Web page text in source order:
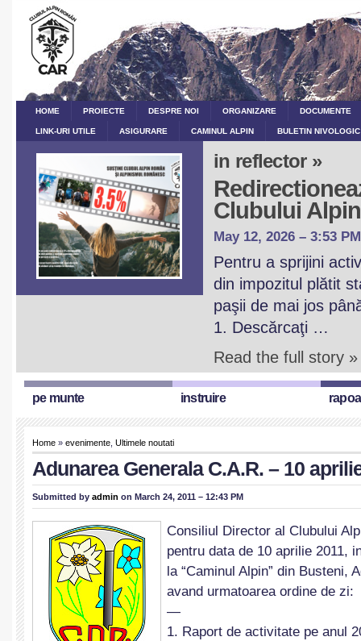
HOME PROIECTE DESPRE NOI ORGANIZARE DOCUMENTE
LINK-URI UTILE ASIGURARE CAMINUL ALPIN BULETIN
in reflector »
Clubului
May 12, 2026 – 3:53 PM
Pentru a sprijini
din impozitul plătit
paşii de mai jos
1. Descărcaţi …
Read the full story »
pe munte instruire
Home » evenimente Ultimele noutati
Adunarea Generala C.A.R. – 10
Submitted by admin on March 24, 2011 – 12:43 PM
Consiliul Director al Clubului
pentru data de 10 aprilie 2011,
la “Caminul Alpin” din Busteni,
avand urmatoarea ordine de zi:
—
1. Raport de activitate pe anul